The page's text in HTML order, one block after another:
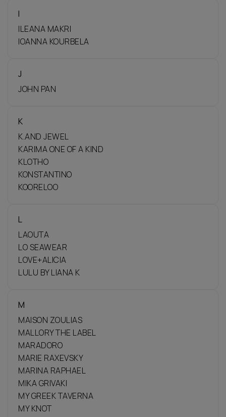
I
ILEANA MAKRI
IOANNA KOURBELA
J
JOHN PAN
K
K.AND JEWEL
KARIMA ONE OF A KIND
KLOTHO
KONSTANTINO
KOORELOO
L
LAOUTA
LO SEAWEAR
LOVE+ALICIA
LULU BY LIANA K
M
MAISON ZOULIAS
MALLORY THE LABEL
MARADORO
MARIE RAXEVSKY
MARINA RAPHAEL
MIKA GRIVAKI
MY GREEK TAVERNA
MY KNOT